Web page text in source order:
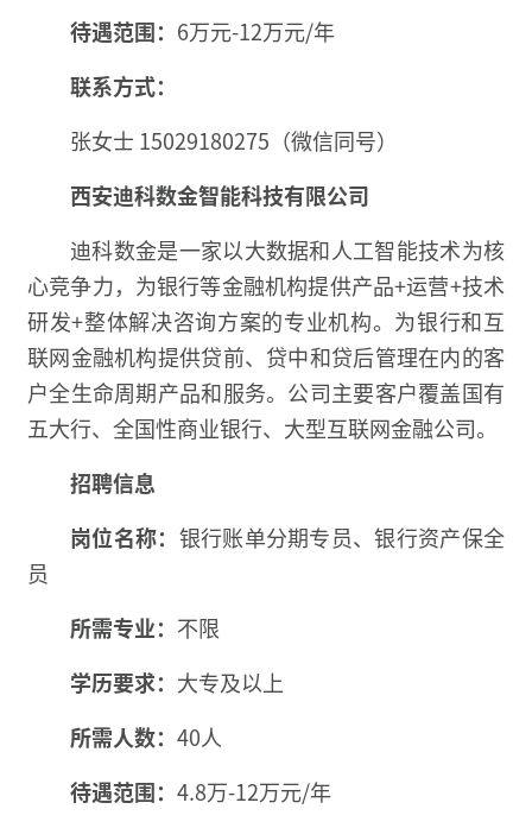
待遇范围： 6万元-12万元/年
联系方式：
张女士 15029180275（微信同号）
西安迪科数金智能科技有限公司
迪科数金是一家以大数据和人工智能技术为核
心竞争力，为银行等金融机构提供产品+运营+技术
研发+整体解决咨询方案的专业机构。为银行和互
联网金融机构提供贷前、贷中和贷后管理在内的客
户全生命周期产品和服务。公司主要客户覆盖国有
五大行、全国性商业银行、大型互联网金融公司。
招聘信息
岗位名称： 银行账单分期专员、银行资产保全
员
所需专业： 不限
学历要求： 大专及以上
所需人数： 40人
待遇范围： 4.8万-12万元/年